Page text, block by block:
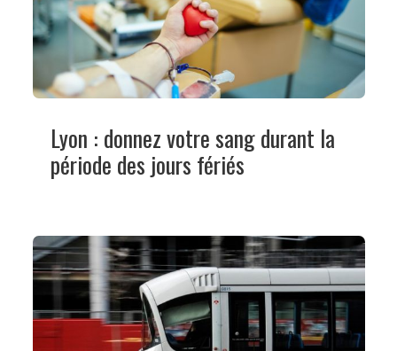
Lyon : donnez votre sang durant la
période des jours fériés